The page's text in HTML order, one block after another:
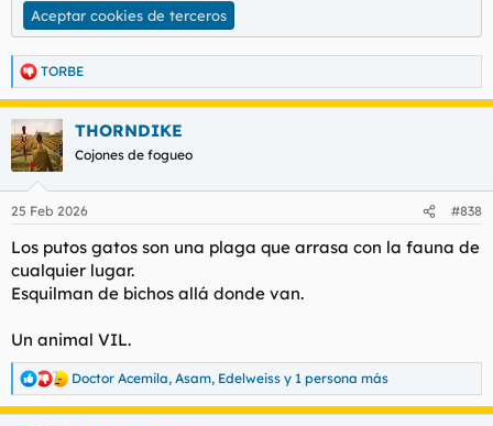
Aceptar cookies de terceros
R
e
a
c
c
i
e
:
TORBE
THORNDIKE
Cojones de fogueo
25 Feb 2026 #838
Los putos gatos son una plaga que arrasa con la fauna de
cualquier lugar.
Esquilman de bichos allá donde van.
Un animal VIL.
R
e
Doctor Acemila, Asam, Edelweiss y 1 persona más